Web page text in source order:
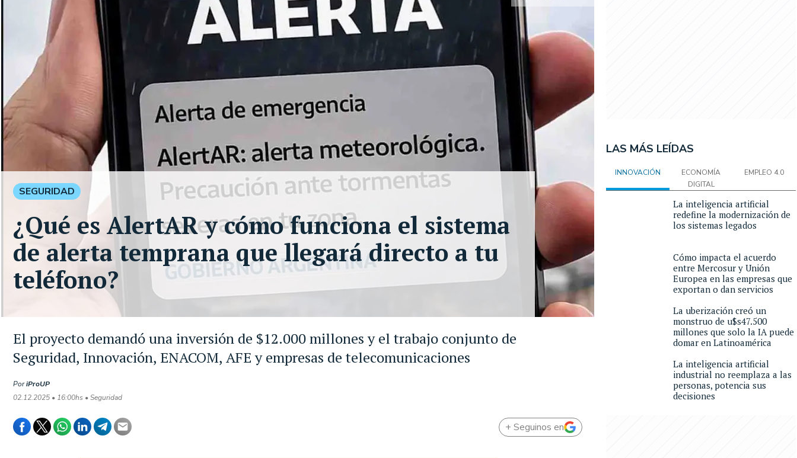
El proyecto demandó una inversión de $12.000 millones y el trabajo conjunto de
Seguridad, Innovación, ENACOM, AFE y empresas de telecomunicaciones
PoriProUP
02.12.2025 • 16:00hs • Seguridad
SEGURIDAD
¿Qué es AlertAR y cómo funciona el sistema
de alerta temprana que llegará directo a tu
teléfono?
+ Seguinos en
LAS MÁS LEÍDAS
INNOVACIÓN
ECONOMÍA
DIGITAL
EMPLEO 4.0
La inteligencia artificial
redefine la modernización de
los sistemas legados
Cómo impacta el acuerdo
entre Mercosur y Unión
Europea en las empresas que
exportan o dan servicios
La uberización creó un
monstruo de u$s47.500
millones que solo la IA puede
domar en Latinoamérica
La inteligencia artificial
industrial no reemplaza a las
personas, potencia sus
decisiones